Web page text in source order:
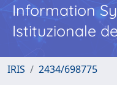
Information
Istituzionale
IRIS 2434/698775